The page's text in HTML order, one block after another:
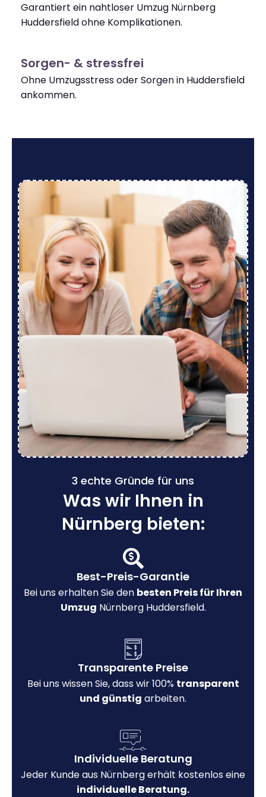
Garantiert ein nahtloser Umzug Nürnberg
Huddersfield ohne Komplikationen.
Sorgen- & stressfrei
Ohne Umzugsstress oder Sorgen in Huddersfield
ankommen.
3 echte Gründe für uns
Was wir Ihnen in
Nürnberg bieten:
Best-Preis-Garantie
Bei uns erhalten Sie den besten Preis für Ihren
Umzug Nürnberg Huddersfield.
Transparente Preise
Bei uns wissen Sie, dass wir 100% transparent
und günstig arbeiten.
Individuelle Beratung
Jeder Kunde aus Nürnberg erhält kostenlos eine
individuelle Beratung.